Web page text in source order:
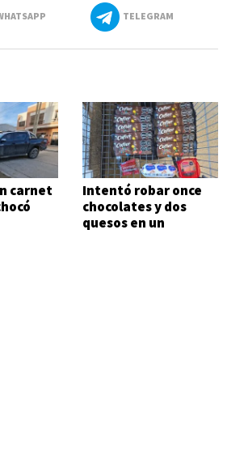
TELEGRAM
carnet
Intentó robar once
chocolates y dos
quesos en un